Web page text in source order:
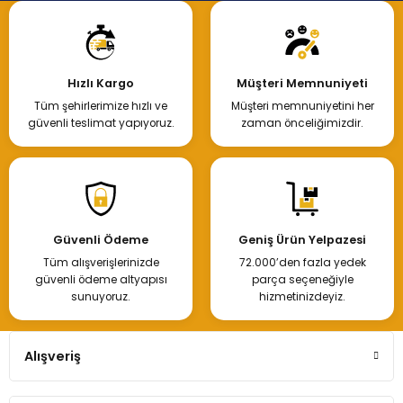
Hızlı Kargo
Tüm şehirlerimize hızlı ve
güvenli teslimat yapıyoruz.
Müşteri Memnuniyeti
Müşteri memnuniyetini her
zaman önceliğimizdir.
Güvenli Ödeme
Tüm alışverişlerinizde
güvenli ödeme altyapısı
sunuyoruz.
Geniş Ürün Yelpazesi
72.000’den fazla yedek
parça seçeneğiyle
hizmetinizdeyiz.
Alışveriş